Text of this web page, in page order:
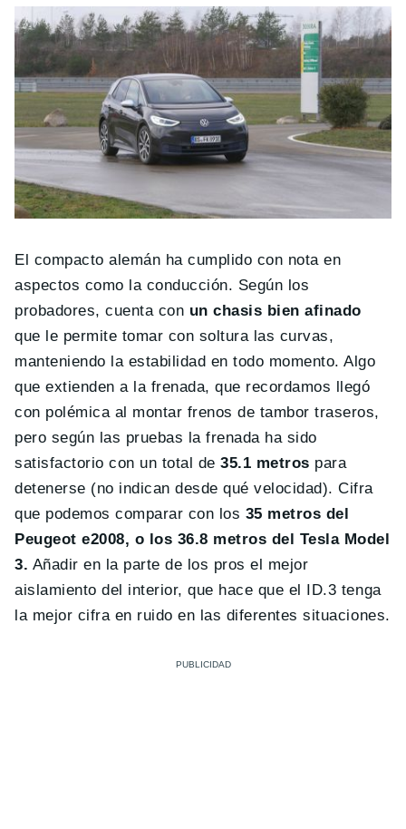
El compacto alemán ha cumplido con nota en
aspectos como la conducción. Según los
probadores, cuenta con un chasis bien afinado
que le permite tomar con soltura las curvas,
manteniendo la estabilidad en todo momento. Algo
que extienden a la frenada, que recordamos llegó
con polémica al montar frenos de tambor traseros,
pero según las pruebas la frenada ha sido
satisfactorio con un total de35.1 metros para
detenerse (no indican desde qué velocidad). Cifra
que podemos comparar con los 35 metros del
Peugeot e2008, o los 36.8 metros del Tesla Model
3. Añadir en la parte de los pros el mejor
aislamiento del interior, que hace que el ID.3 tenga
la mejor cifra en ruido en las diferentes situaciones.